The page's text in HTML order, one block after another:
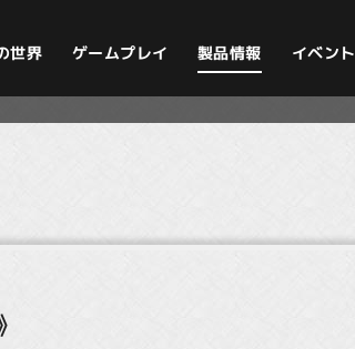
世界 ゲームプレイ 製品情報 イベント